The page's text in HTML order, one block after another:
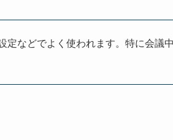
定などでよく使われます。特に会議